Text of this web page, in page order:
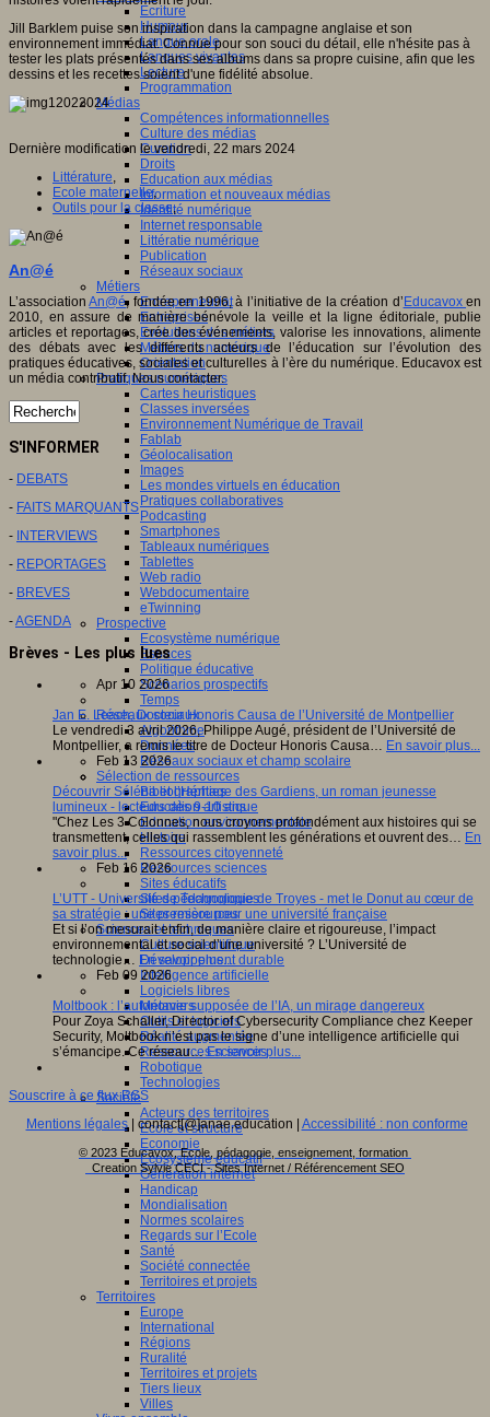
Ecriture
Humour
Langue orale
Langues vivantes
Lecture
Programmation
Médias
Compétences informationnelles
Culture des médias
Curation
Droits
Education aux médias
Information et nouveaux médias
Identité numérique
Internet responsable
Littératie numérique
Publication
Réseaux sociaux
Métiers
Entrepreneuriat
Entreprises
Evolutions des métiers
Métiers du numérique
Orientation
Pratiques numériques
Cartes heuristiques
Classes inversées
Environnement Numérique de Travail
Fablab
Géolocalisation
Images
Les mondes virtuels en éducation
Pratiques collaboratives
Podcasting
Smartphones
Tableaux numériques
Tablettes
Web radio
Webdocumentaire
eTwinning
Prospective
Ecosystème numérique
Espaces
Politique éducative
Scénarios prospectifs
Temps
Réseaux sociaux
Algorithme
Données
Réseaux sociaux et champ scolaire
Sélection de ressources
Bibliographies
Education artistique
Education environnementale
Histoire
Ressources citoyenneté
Ressources sciences
Sites éducatifs
Sites pédagogiques
Sites ressources
Sciences et techniques
Culture scientifique
Développement durable
Intelligence artificielle
Logiciels libres
Métavers
Outils et logiciels
Réalité augmentée
Ressources sciences
Robotique
Technologies
Société
Acteurs des territoires
Ecole et structure
Economie
Ecosystème éducatif
Génération internet
Handicap
Mondialisation
Normes scolaires
Regards sur l’Ecole
Santé
Société connectée
Territoires et projets
Territoires
Europe
International
Régions
Ruralité
Territoires et projets
Tiers lieux
Villes
Jill Barklem puise son inspiration dans la campagne anglaise et son
environnement immédiat. Connue pour son souci du détail, elle n'hésite pas à
tester les plats présentés dans ses albums dans sa propre cuisine, afin que les
dessins et les recettes soient d'une fidélité absolue.
Dernière modification le vendredi, 22 mars 2024
Littérature,
Ecole maternelle,
Outils pour la classe,
An@é
L’associationAn@é, fondée en 1996, à l’initiative de la création d’ Educavoxen
2010, en assure de manière bénévole la veille et la ligne éditoriale, publie
articles et reportages, crée des événements, valorise les innovations, alimente
des débats avec les différents acteurs de l’éducation sur l’évolution des
pratiques éducatives, sociales et culturelles à l’ère du numérique. Educavox est
un média contributif. Nous contacter.
S'INFORMER
- DEBATS
- FAITS MARQUANTS
- INTERVIEWS
- REPORTAGES
- BREVES
-AGENDA
Brèves - Les plus lues
Apr 10 2026
Jan E. Leach, Docteur Honoris Causa de l’Université de Montpellier
Le vendredi 3 avril 2026, Philippe Augé, président de l’Université de
Montpellier, a remis le titre de Docteur Honoris Causa… En savoir plus...
Feb 13 2026
Découvrir Séléna et l’Héritage des Gardiens, un roman jeunesse
lumineux - lecteurs dès 9-10 ans
"Chez Les 3 Colonnes, nous croyons profondément aux histoires qui se
transmettent, celles qui rassemblent les générations et ouvrent des… En
savoir plus...
Feb 16 2026
L’UTT - Université de Technologie de Troyes - met le Donut au cœur de
sa stratégie : une première pour une université française
Et si l’on mesurait enfin, de manière claire et rigoureuse, l’impact
environnemental et social d’une université ? L’Université de
technologie… En savoir plus...
Feb 09 2026
Moltbook : l’autonomie supposée de l’IA, un mirage dangereux
Pour Zoya Schaller, Director of Cybersecurity Compliance chez Keeper
Security, Moltbook n’est pas le signe d’une intelligence artificielle qui
s’émancipe. Ce réseau…En savoir plus...
Souscrire à ce flux RSS
Mentions légales| contact[@]anae.education | Accessibilité : non conforme
© 2023 Educavox, Ecole, pédagogie, enseignement, formation
Creation Sylvie CECI - Sites Internet / Référencement SEO